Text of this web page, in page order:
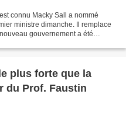
connu Macky Sall a nommé
ministre dimanche. Il remplace
gouvernement a été
plus forte que la
du Prof. Faustin